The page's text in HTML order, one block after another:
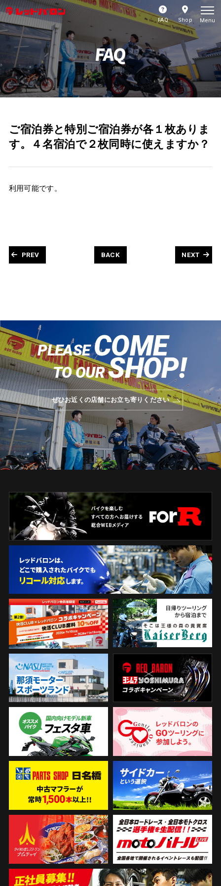
FAQ Shop Menu
FAQ
ご宿泊券と特別ご宿泊券が各１枚ありま
す。４名宿泊で２枚同時に使えますか？
利用可能です。
NEXT
BACK
PREV
PLEASECOME
TO OURSHOP!
ぜひお近くの店舗にお立ち寄りください